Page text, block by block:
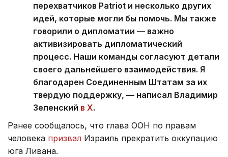
перехватчиков Patriot и несколько других
идей, которые могли бы помочь. Мы также
говорили о дипломатии — важно
активизировать дипломатический
процесс. Наши команды согласуют детали
своего дальнейшего взаимодействия. Я
благодарен Соединенным Штатам за их
твердую поддержку, — написал Владимир
Зеленский в X.
Ранее сообщалось, что глава ООН по правам
человека призвал Израиль прекратить оккупацию
юга Ливана.